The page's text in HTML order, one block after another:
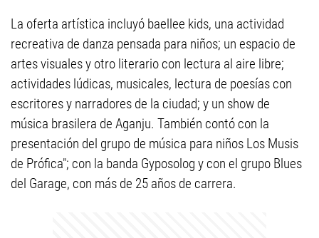
La oferta artística incluyó baellee kids, una actividad
recreativa de danza pensada para niños; un espacio de
artes visuales y otro literario con lectura al aire libre;
actividades lúdicas, musicales, lectura de poesías con
escritores y narradores de la ciudad; y un show de
música brasilera de Aganju. También contó con la
presentación del grupo de música para niños Los Musis
de Prófica"; con la banda Gyposolog y con el grupo Blues
del Garage, con más de 25 años de carrera.